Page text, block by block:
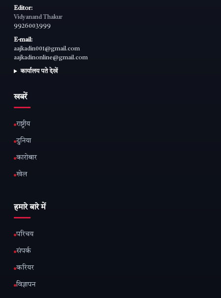
Editor:
Vidyanand Thakur
9926003999
E-mail:
aajkadin001@gmail.com
aajkadinonline@gmail.com
कार्यालय पते देखें
खबरें
राष्ट्रीय
दुनिया
कारोबार
खेल
हमारे बारे में
परिचय
संपर्क
करियर
विज्ञापन